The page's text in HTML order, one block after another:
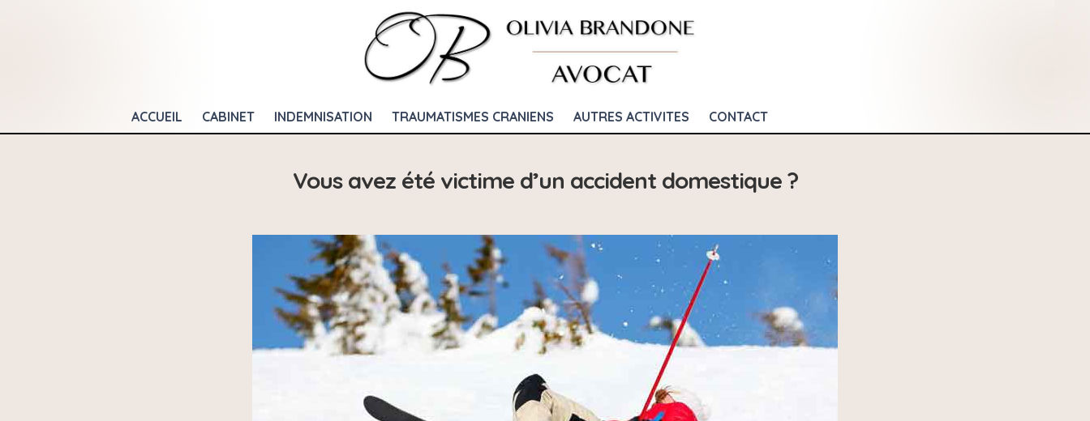
ACCUEIL CABINET INDEMNISATION TRAUMATISMES CRANIENS AUTRES ACTIVITES CONTACT
Vous avez été victime d’un accident domestique ?